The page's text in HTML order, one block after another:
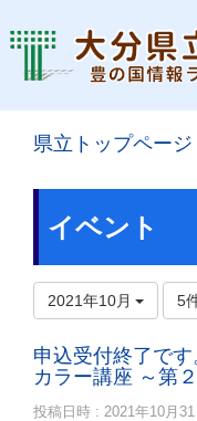
県立トップページ
イベント
2021年10月 5
申込受付終了で
カラー講座 ～第２
投稿日時 : 2021年10月